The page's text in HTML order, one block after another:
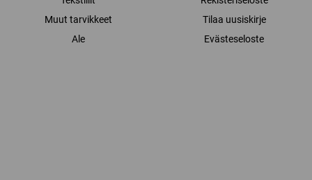
Muut tarvikkeet
Ale
Tilaa uusiskirje
Evästeseloste